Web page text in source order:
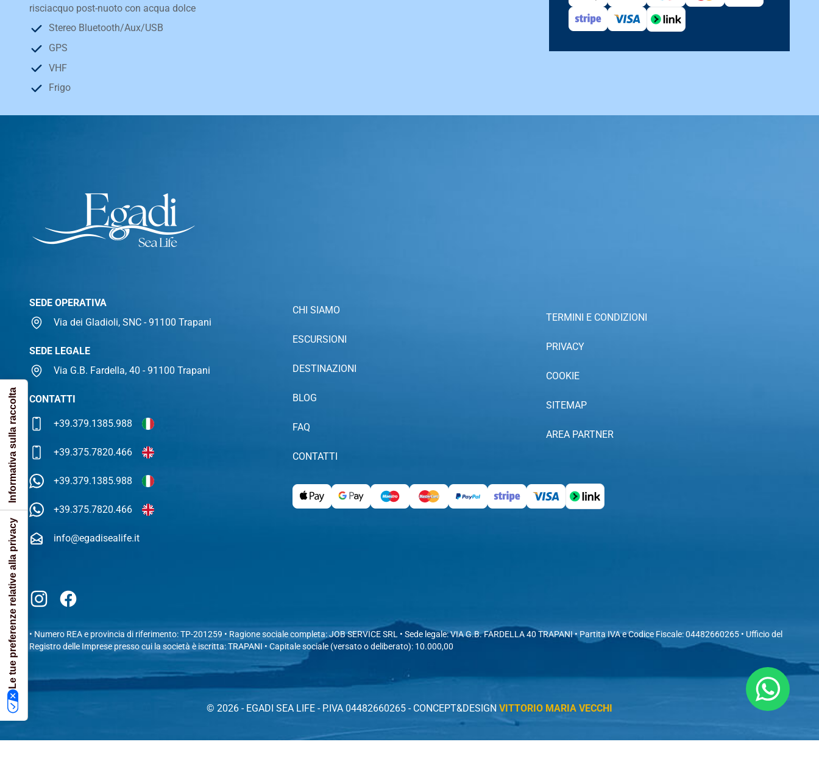
risciacquo post-nuoto con acqua dolce
Stereo Bluetooth/Aux/USB
GPS
VHF
Frigo
SEDE OPERATIVA
Via dei Gladioli, SNC - 91100 Trapani
SEDE LEGALE
Via G.B. Fardella, 40 - 91100 Trapani
CONTATTI
+39.379.1385.988
+39.375.7820.466
+39.379.1385.988
+39.375.7820.466
info@egadisealife.it
InstagramFacebook
CHI SIAMO
ESCURSIONI
DESTINAZIONI
BLOG
FAQ
CONTATTI
TERMINI E CONDIZIONI
PRIVACY
COOKIE
SITEMAP
AREA PARTNER
• Numero REA e provincia di riferimento: TP-201259 • Ragione sociale completa: JOB SERVICE SRL • Sede legale: VIA G.B. FARDELLA 40 TRAPANI • Partita IVA e Codice Fiscale: 04482660265 • Ufficio del
Registro delle Imprese presso cui la società è iscritta: TRAPANI • Capitale sociale (versato o deliberato): 10.000,00
© 2026 - EGADI SEA LIFE - P.IVA 04482660265 - CONCEPT&DESIGN VITTORIO MARIA VECCHI
Le tue preferenze relative alla privacy
Informativa sulla raccolta